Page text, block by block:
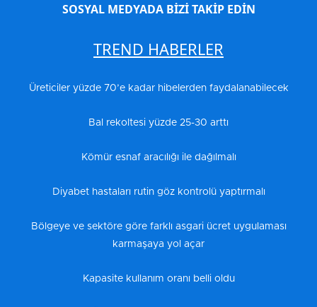
SOSYAL MEDYADA BİZİ TAKİP EDİN
TREND HABERLER
Üreticiler yüzde 70’e kadar hibelerden faydalanabilecek
Bal rekoltesi yüzde 25-30 arttı
Kömür esnaf aracılığı ile dağılmalı
Diyabet hastaları rutin göz kontrolü yaptırmalı
Bölgeye ve sektöre göre farklı asgari ücret uygulaması
karmaşaya yol açar
Kapasite kullanım oranı belli oldu